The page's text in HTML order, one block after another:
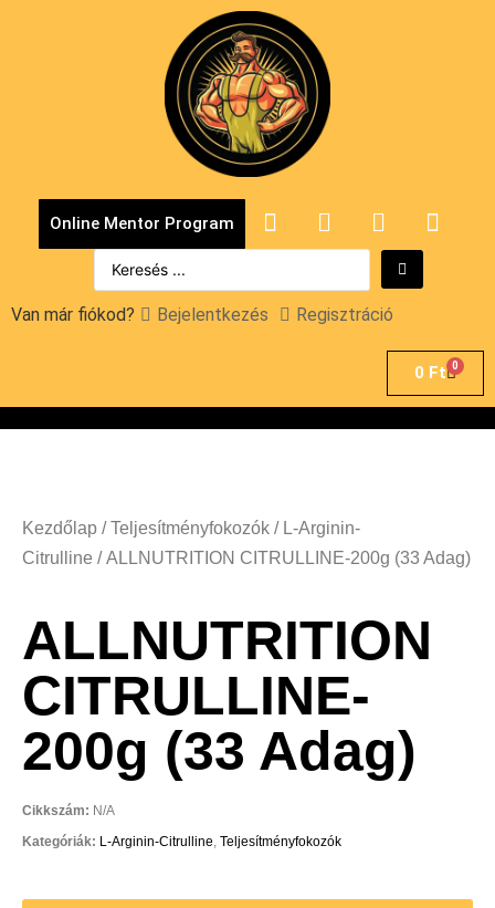
Online Mentor Program
Van már fiókod? Bejelentkezés Regisztráció
0 Ft 0
Kezdőlap /Teljesítményfokozók / L-Arginin-
Citrulline / ALLNUTRITION CITRULLINE-200g (33 Adag)
ALLNUTRITION
CITRULLINE-
200g (33 Adag)
Cikkszám: N/A
Kategóriák: L-Arginin-Citrulline, Teljesítményfokozók